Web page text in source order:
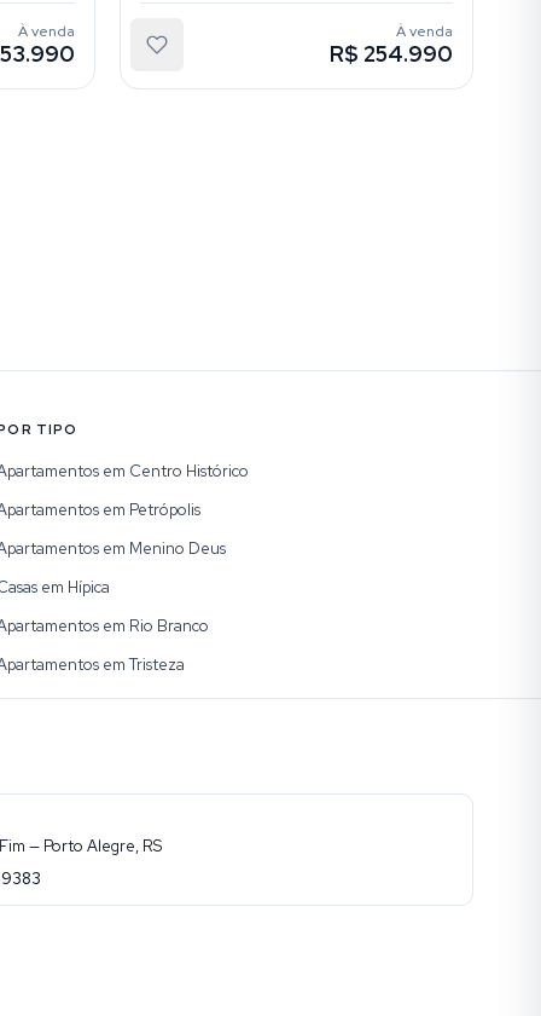
À venda À venda
R$ 254.990
TIPO
em Centro Histórico
em Petrópolis
em Menino Deus
em Hípica
em Rio Branco
em Tristeza
— Porto Alegre, RS